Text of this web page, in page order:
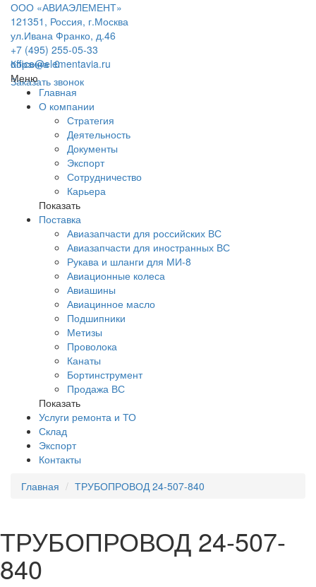
ООО «АВИАЭЛЕМЕНТ»
121351, Россия, г.Москва
ул.Ивана Франко, д.46
+7 (495) 255-05-33
office@elementavia.ru
Заказать звонок
Корзина0
Меню
Главная
О компании
Стратегия
Деятельность
Документы
Экспорт
Сотрудничество
Карьера
Показать
Поставка
Авиазапчасти для российских ВС
Авиазапчасти для иностранных ВС
Рукава и шланги для МИ-8
Авиационные колеса
Авиашины
Авиацинное масло
Подшипники
Метизы
Проволока
Канаты
Бортинструмент
Продажа ВС
Показать
Услуги ремонта и ТО
Склад
Экспорт
Контакты
Главная
ТРУБОПРОВОД 24-507-840
ТРУБОПРОВОД 24-507-
840